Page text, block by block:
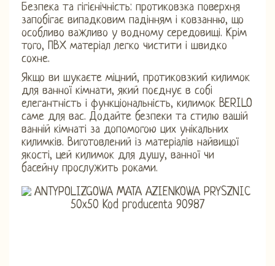
Безпека та гігієнічність: протиковзка поверхня
запобігає випадковим падінням і ковзанню, що
особливо важливо у водному середовищі. Крім
того, ПВХ матеріал легко чистити і швидко
сохне.
Якщо ви шукаєте міцний, протиковзкий килимок
для ванної кімнати, який поєднує в собі
елегантність і функціональність, килимок BERILO
саме для вас. Додайте безпеки та стилю вашій
ванній кімнаті за допомогою цих унікальних
килимків. Виготовлений із матеріалів найвищої
якості, цей килимок для душу, ванної чи
басейну прослужить роками.